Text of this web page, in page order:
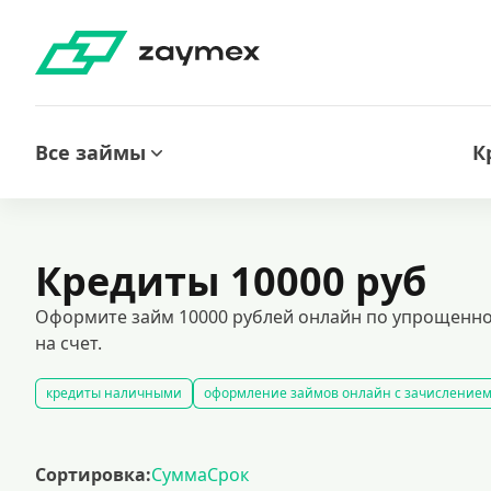
Все займы
Кредиты 10000 руб
Оформите займ 10000 рублей онлайн по
на счет.
кредиты наличными оформление займов онлайн с
кредит на 300000 рублей
Сортировка:СуммаСрок